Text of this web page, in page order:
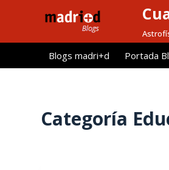
l
Blogs madri+d Portada
Categoría